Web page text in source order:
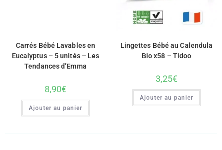
Carrés Bébé Lavables en
Eucalyptus – 5 unités – Les
Tendances d’Emma
8,90€
Ajouter au panier
Lingettes Bébé au Calendula
Bio x58 – Tidoo
3,25€
Ajouter au panier